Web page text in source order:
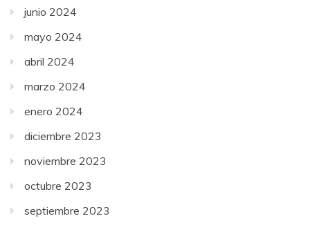
junio 2024
mayo 2024
abril 2024
marzo 2024
enero 2024
diciembre 2023
noviembre 2023
octubre 2023
septiembre 2023